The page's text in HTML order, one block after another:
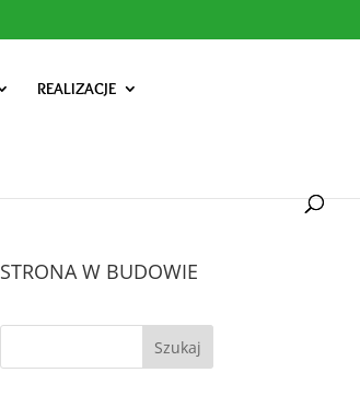
REALIZACJE
STRONA W BUDOWIE